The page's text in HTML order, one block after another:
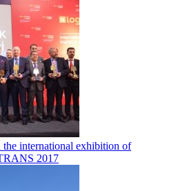
international exhibition of
2017